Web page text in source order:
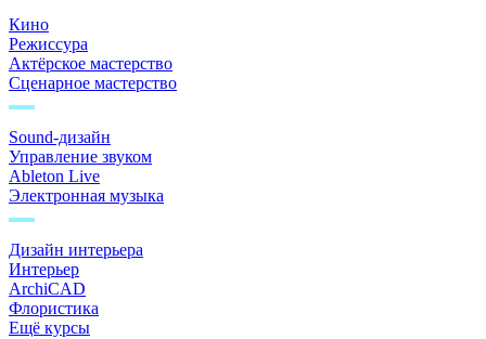
Кино
Режиссура
Актёрское мастерство
Сценарное мастерство
Sound-дизайн
Управление звуком
Ableton Live
Электронная музыка
Дизайн интерьера
Интерьер
ArchiCAD
Флористика
Ещё курсы